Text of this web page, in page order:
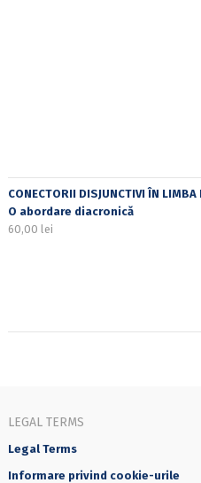
CONECTORII DISJUNCTIVI ÎN LIMBA
O abordare diacronică
60,00 lei
LEGAL TERMS
Legal Terms
Informare privind cookie-urile